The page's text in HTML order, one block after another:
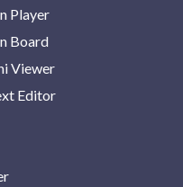
Player
Board
Viewer
Editor